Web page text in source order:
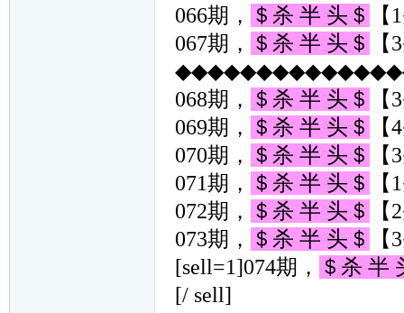
066期，
＄杀 半 头＄
067期，
＄杀 半 头＄
068期，
＄杀 半 头＄
069期，
＄杀 半 头＄
070期，
＄杀 半 头＄
071期，
＄杀 半 头＄
072期，
＄杀 半 头＄
073期，
＄杀 半 头＄
[sell=1]074期，
＄杀 半
[/ sell]